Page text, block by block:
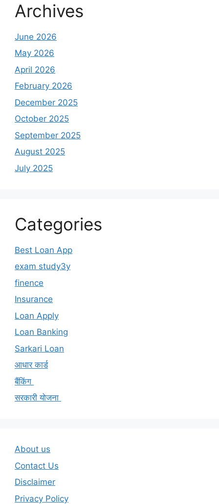
Archives
June 2026
May 2026
April 2026
February 2026
December 2025
October 2025
September 2025
August 2025
July 2025
Categories
Best Loan App
exam study3y
finence
Insurance
Loan Apply
Loan Banking
Sarkari Loan
आधार कार्ड
बैंकिंग
सरकारी योजना
About us
Contact Us
Disclaimer
Privacy Policy